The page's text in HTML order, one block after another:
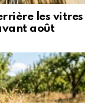
les vitres
août